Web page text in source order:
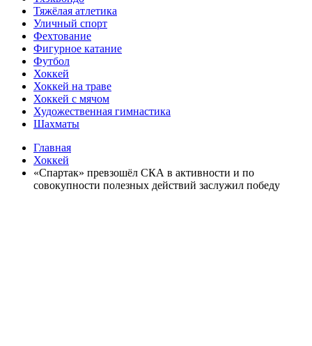
Тяжёлая атлетика
Уличный спорт
Фехтование
Фигурное катание
Футбол
Хоккей
Хоккей на траве
Хоккей с мячом
Художественная гимнастика
Шахматы
Главная
Хоккей
«Спартак» превзошёл СКА в активности и по
совокупности полезных действий заслужил победу